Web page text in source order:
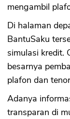
mengambil
Di halaman
BantuSaku
simulasi kredit.
besarnya
plafon dan
Adanya
transparan di